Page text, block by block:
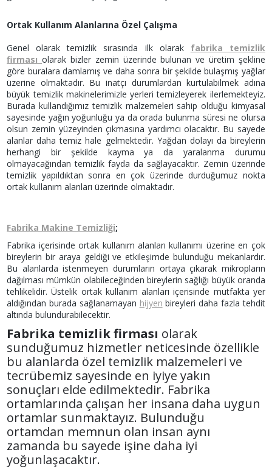
Ortak Kullanım Alanlarına Özel Çalışma
Genel olarak temizlik sırasında ilk olarak fabrika temizlik
firması olarak bizler zemin üzerinde bulunan ve üretim şekline
göre buralara damlamış ve daha sonra bir şekilde bulaşmış yağlar
üzerine olmaktadır. Bu inatçı durumlardan kurtulabilmek adına
büyük temizlik makinelerimizle yerleri temizleyerek ilerlemekteyiz.
Burada kullandığımız temizlik malzemeleri sahip olduğu kimyasal
sayesinde yağın yoğunluğu ya da orada bulunma süresi ne olursa
olsun zemin yüzeyinden çıkmasına yardımcı olacaktır. Bu sayede
alanlar daha temiz hale gelmektedir. Yağdan dolayı da bireylerin
herhangi bir şekilde kayma ya da yaralanma durumu
olmayacağından temizlik fayda da sağlayacaktır. Zemin üzerinde
temizlik yapıldıktan sonra en çok üzerinde durduğumuz nokta
ortak kullanım alanları üzerinde olmaktadır.
Fabrika Makine Temizliği;
Fabrika içerisinde ortak kullanım alanları kullanımı üzerine en çok
bireylerin bir araya geldiği ve etkileşimde bulunduğu mekanlardır.
Bu alanlarda istenmeyen durumların ortaya çıkarak mikropların
dağılması mümkün olabileceğinden bireylerin sağlığı büyük oranda
tehlikelidir. Üstelik ortak kullanım alanları içerisinde mutfakta yer
aldığından burada sağlanamayan hijyen bireyleri daha fazla tehdit
altında bulundurabilecektir.
Fabrika temizlik firması olarak
sunduğumuz hizmetler neticesinde özellikle
bu alanlarda özel temizlik malzemeleri ve
tecrübemiz sayesinde en iyiye yakın
sonuçları elde edilmektedir. Fabrika
ortamlarında çalışan her insana daha uygun
ortamlar sunmaktayız. Bulunduğu
ortamdan memnun olan insan aynı
zamanda bu sayede işine daha iyi
yoğunlaşacaktır.